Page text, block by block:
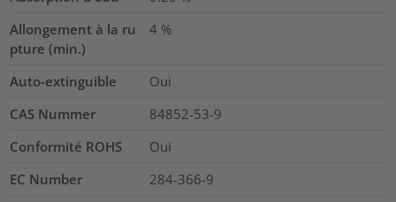
Allongement à la ru
pture (min.)
4 %
Auto-extinguible
Oui
CAS Nummer
84852-53-9
Conformité ROHS
Oui
EC Number
284-366-9